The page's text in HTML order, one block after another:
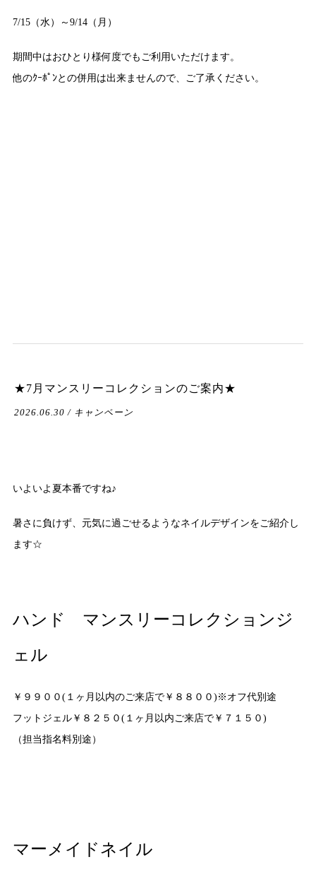
7/15（水）～9/14（月）
期間中はおひとり様何度でもご利用いただけます。
他のｸｰﾎﾟﾝとの併用は出来ませんので、ご了承ください。
★7月マンスリーコレクションのご案内★
2026.06.30 / キャンペーン
いよいよ夏本番ですね♪
暑さに負けず、元気に過ごせるようなネイルデザインをご紹介し
ます☆
ハンド マンスリーコレクションジ
ェル
￥９９００(１ヶ月以内のご来店で￥８８００)※オフ代別途
フットジェル￥８２５０(１ヶ月以内ご来店で￥７１５０)
（担当指名料別途）
マーメイドネイル